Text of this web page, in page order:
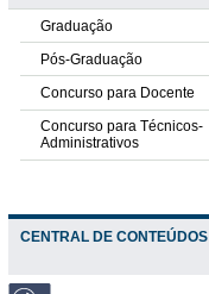
Graduação
Pós-Graduação
Concurso para Docente
Concurso para Técnicos-
Administrativos
CENTRAL DE CONTEÚDOS